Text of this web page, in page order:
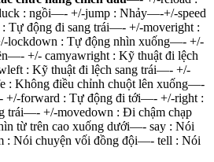
: ngồi—- +/-jump : Nhảy—-+/-speed
Tự động đi sang trái—- +/-moveright :
lockdown : Tự động nhìn xuống—- +/-
+/- camyawright : Kỹ thuật đi lệch
: Kỹ thuật đi lệch sang trái—- +/-
: Không điều chỉnh chuột lên xuống—-
forward : Tự động đi tới—- +/-right :
trái—- +/-movedown : Đi chậm chạp
từ trên cao xuống dưới—- say : Nói
: Nói chuyện vối đồng đội—- tell : Nói